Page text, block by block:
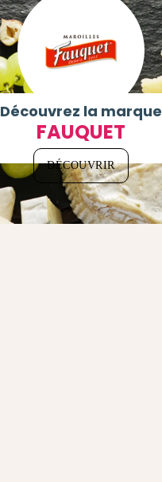
Découvrez la marque
FAUQUET
DÉCOUVRIR